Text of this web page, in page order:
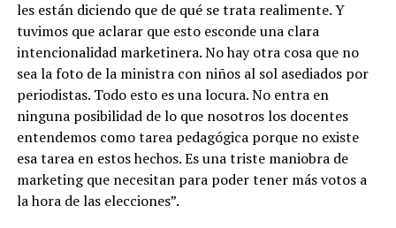
les están diciendo que de qué se trata realimente. Y
tuvimos que aclarar que esto esconde una clara
intencionalidad marketinera. No hay otra cosa que no
sea la foto de la ministra con niños al sol asediados por
periodistas. Todo esto es una locura. No entra en
ninguna posibilidad de lo que nosotros los docentes
entendemos como tarea pedagógica porque no existe
esa tarea en estos hechos. Es una triste maniobra de
marketing que necesitan para poder tener más votos a
la hora de las elecciones”.